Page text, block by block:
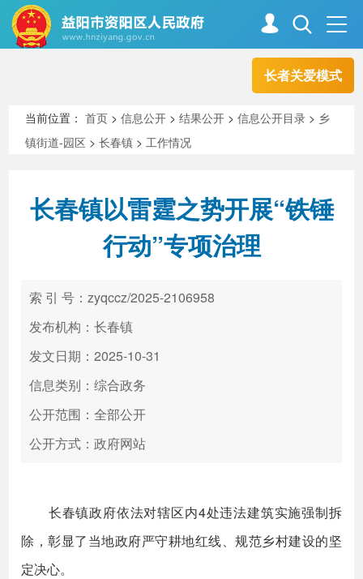
长者关爱模式
走进资阳
新闻中心 解读回应
政务服务
高效办成一件事
当前位置：首页 >信息公开 >结果公开 >信息公开目录 > 乡
镇街道-园区 >长春镇 >工作情况
长春镇以雷霆之势开展“铁锤
行动”专项治理
索 引 号：zyqccz/2025-2106958
发布机构：长春镇
发文日期：2025-10-31
信息类别：综合政务
公开范围：全部公开
公开方式：政府网站
长春镇政府依法对辖区内4处违法建筑实施强制拆
除，彰显了当地政府严守耕地红线、规范乡村建设的坚
定决心。